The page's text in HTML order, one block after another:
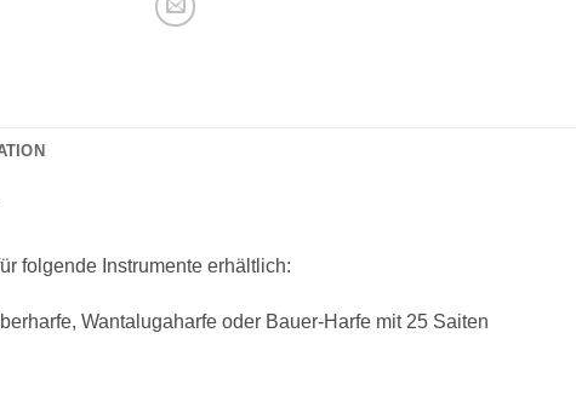
folgende Instrumente erhältlich:
Wantalugaharfe oder Bauer-Harfe mit 25 Saiten